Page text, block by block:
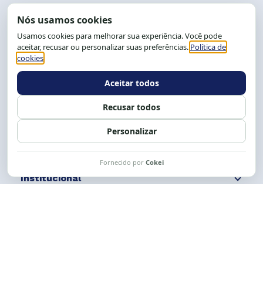
End.: R. da Graça, 150. Graça
CEP: 40.150-055
Salvador-BA, Brasil.
Tel.: (71) 2104-5457, Cel.: (71) 9 9239-2104 ou 2105
Expediente: 8h às 12h e 13 às 17h.
Siga nossas redes Fale conosco
Institucional